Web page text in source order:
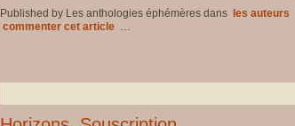
Published by Les anthologies éphémères dans
les auteurs
commenter cet article …